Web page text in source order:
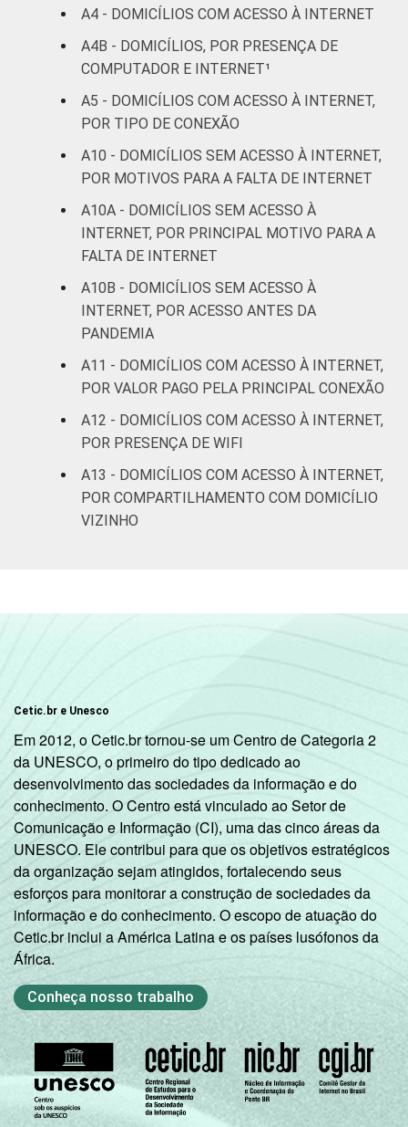
respondeu
3 2 5 2
CLASSE
A 0
B 1 1 3 3
C 3 3 7 8
DE
Fonte: CGI.br/NIC.br, Centro Regional de
Sociedade da Informação (Cetic.br),
Pesquisa sobre o uso das tecnologias de
informação e comunicação nos domicílios
brasileiros - TIC Domicílios 2020 (Edição
A4 - DOMICÍLIOS COM ACESSO À INTERNET
A4B - DOMICÍLIOS, POR PRESENÇA DE
COMPUTADOR E INTERNET¹
A5 - DOMICÍLIOS COM ACESSO À INTERNET,
POR TIPO DE CONEXÃO
A10 - DOMICÍLIOS SEM ACESSO À INTERNET,
POR MOTIVOS PARA A FALTA DE INTERNET
A10A - DOMICÍLIOS SEM ACESSO À
INTERNET, POR PRINCIPAL MOTIVO PARA A
FALTA DE INTERNET
A10B - DOMICÍLIOS SEM ACESSO À
INTERNET, POR ACESSO ANTES DA
PANDEMIA
A11 - DOMICÍLIOS COM ACESSO À INTERNET,
POR VALOR PAGO PELA PRINCIPAL CONEXÃO
A12 - DOMICÍLIOS COM ACESSO À INTERNET,
POR PRESENÇA DE WIFI
A13 - DOMICÍLIOS COM ACESSO À INTERNET,
POR COMPARTILHAMENTO COM DOMICÍLIO
VIZINHO
Cetic.br e Unesco
Em 2012, o Cetic.br tornou-se um Centro de Categoria 2
da UNESCO, o primeiro do tipo dedicado ao
desenvolvimento das sociedades da informação e do
conhecimento. O Centro está vinculado ao Setor de
Comunicação e Informação (CI), uma das cinco áreas da
UNESCO. Ele contribui para que os objetivos estratégicos
da organização sejam atingidos, fortalecendo seus
esforços para monitorar a construção de sociedades da
informação e do conhecimento. O escopo de atuação do
Cetic.br inclui a América Latina e os países lusófonos da
África.
Conheça nosso trabalho